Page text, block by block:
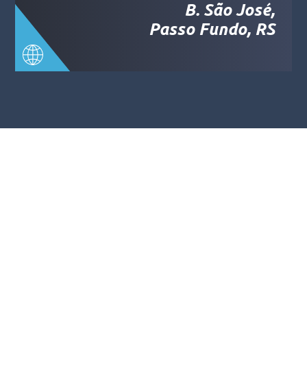
B. São José,
Passo Fundo, RS